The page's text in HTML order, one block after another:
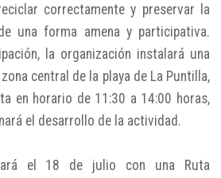
correctamente y preservar la
una forma amena y participativa.
la organización instalará una
central de la playa de La Puntilla,
en horario de 11:30 a 14:00 horas,
el desarrollo de la actividad.
el 18 de julio con una Ruta